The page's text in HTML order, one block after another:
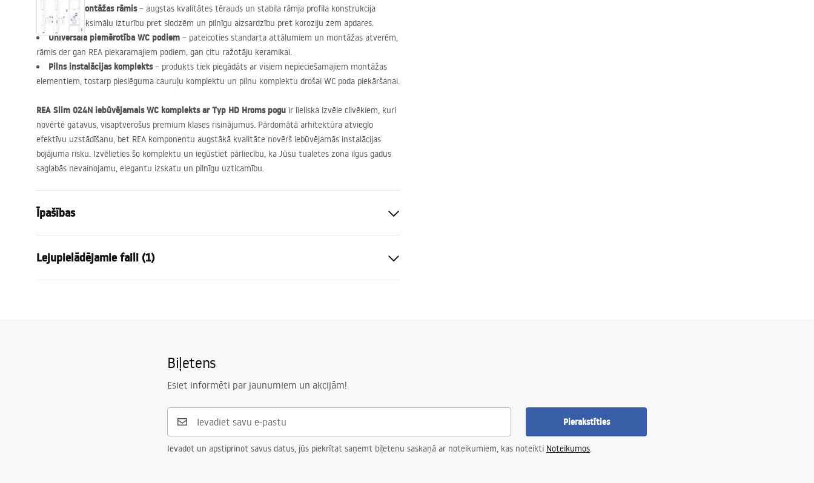
Stingrs montāžas rāmis– augstas kvalitātes tērauds un stabila rāmja profila konstrukcija
nodrošina maksimālu izturību pret slodzēm un pilnīgu aizsardzību pret koroziju zem apdares.
Universāla piemērotība WC podiem – pateicoties standarta attālumiem un montāžas atverēm,
rāmis der gan REA piekaramajiem podiem, gan citu ražotāju keramikai.
Pilns instalācijas komplekts– produkts tiek piegādāts ar visiem nepieciešamajiem montāžas
elementiem, tostarp pieslēguma cauruļu komplektu un pilnu komplektu drošai WC poda piekāršanai.
REA Slim 024N iebūvējamais WC komplekts ar Typ HD Hroms pogu ir lieliska izvēle cilvēkiem, kuri
novērtē gatavus, visaptverošus premium klases risinājumus. Pārdomātā arhitektūra atvieglo
efektīvu uzstādīšanu, bet REA komponentu augstākā kvalitāte novērš iebūvējamās instalācijas
bojājuma risku. Izvēlieties šo komplektu un iegūstiet pārliecību, ka Jūsu tualetes zona ilgus gadus
saglabās nevainojamu, elegantu izskatu un pilnīgu uzticamību.
Īpašības
Modelis
Savietojamas skalošanas pogas
Tips HD
120 mēneši tērauda konstrukcijai, 24
Lejupielādējamie faili (1)
Biļetens
Esiet informēti par jaunumiem un akcijām!
Pierakstīties
Ievadot un apstiprinot savus datus, jūs piekrītat saņemt biļetenu saskaņā ar noteikumiem, kas noteikti Noteikumos.